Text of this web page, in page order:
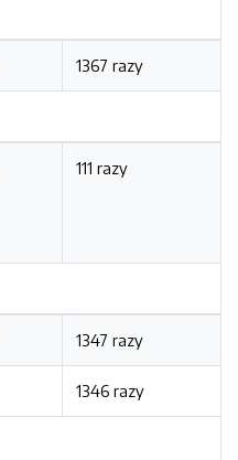
1367 razy
111 razy
1347 razy
1346 razy